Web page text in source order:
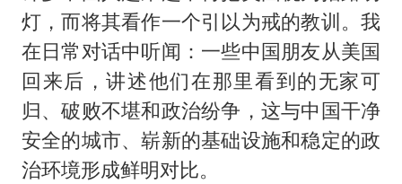
灯，而将其看作一个引以为戒的教训。我
在日常对话中听闻：一些中国朋友从美国
回来后，讲述他们在那里看到的无家可
归、破败不堪和政治纷争，这与中国干净
安全的城市、崭新的基础设施和稳定的政
治环境形成鲜明对比。